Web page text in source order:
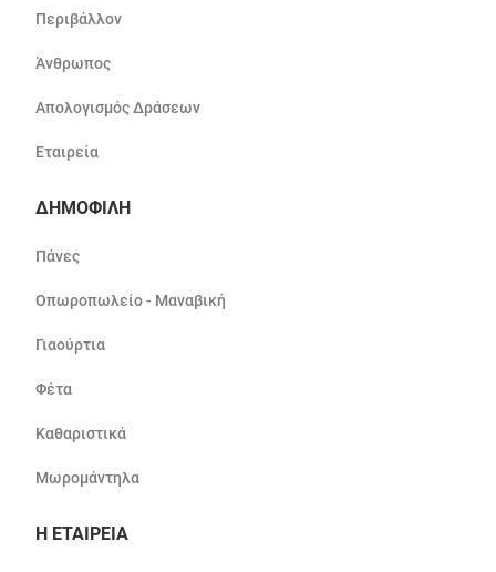
Περιβάλλον
Άνθρωπος
Απολογισμός Δράσεων
Εταιρεία
ΔΗΜΟΦΙΛΗ
Πάνες
Οπωροπωλείο - Μαναβική
Γιαούρτια
Φέτα
Καθαριστικά
Μωρομάντηλα
Η ΕΤΑΙΡΕΙΑ